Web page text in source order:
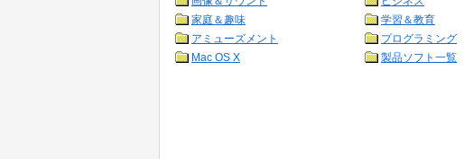
家庭＆趣味
学習＆教育
アミューズメント
プログラミング
Mac OS X
製品ソフト一覧